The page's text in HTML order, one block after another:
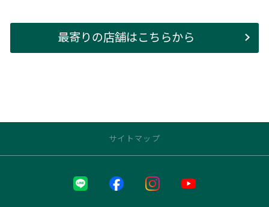
最寄りの店舗はこちらから
サイトマップ